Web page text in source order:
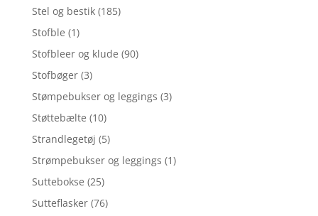
Stel og bestik (185)
Stofble (1)
Stofbleer og klude (90)
Stofbøger (3)
Stømpebukser og leggings (3)
Støttebælte (10)
Strandlegetøj (5)
Strømpebukser og leggings (1)
Suttebokse (25)
Sutteflasker (76)